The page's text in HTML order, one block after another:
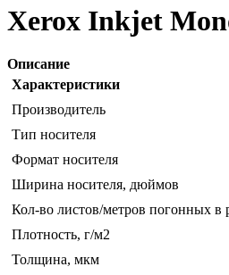
Xerox Inkjet
Описание
Характеристики
Производитель
Тип носителя
Формат носителя
Ширина носителя, дюймов
Кол-во листов/метров погонных в
Плотность, г/м2
Толщина, мкм